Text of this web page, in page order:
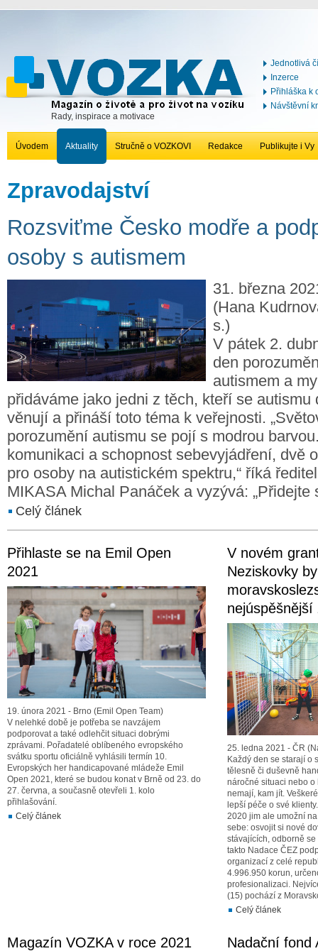
Rady, inspirace a motivace
Jednotlivá
Inzerce
Přihláška k
Návštěvní
Úvodem Aktuality Stručně o VOZKOVI Redakce Publikujte i Vy
Zpravodajství
Rozsviťme Česko modře a
osoby s autismem
31. března
(Hana
s.)
V pátek 2.
den
autismem a
přidáváme jako jedni z těch, kteří se autismu
věnují a přináší toto téma k veřejnosti.
porozumění autismu se pojí s modrou
komunikaci a schopnost sebevyjádření, dvě
pro osoby na autistickém spektru,“ říká
MIKASA Michal Panáček a vyzývá: „Přidejte
Celý článek
Přihlaste se na Emil Open
2021
19. února 2021 - Brno (Emil Open Team)
V nelehké době je potřeba se navzájem
podporovat a také odlehčit situaci dobrými
zprávami. Pořadatelé oblíbeného evropského
svátku sportu oficiálně vyhlásili termín 10.
Evropských her handicapované mládeže Emil
Open 2021, které se budou konat v Brně od 23. do
27. června, a současně otevřeli 1. kolo
přihlašování.
Celý článek
V novém
Neziskovky
nejúspěšnější
25. ledna 2021 - ČR
Každý den se starají o
tělesně či duševně
náročné situaci nebo
nemají, kam jít.
lepší péče o své
2020 jim ale umožní
sebe: osvojit si nové
stávajících, odborně
takto Nadace ČEZ
organizací z celé
4.996.950 korun,
profesionalizaci.
(15) pochází z
Celý článek
Magazín VOZKA v roce 2021
Nadační fond